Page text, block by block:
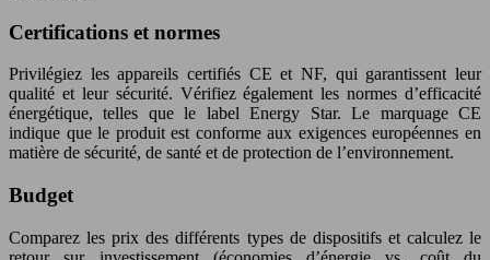
Certifications et normes
Privilégiez les appareils certifiés CE et NF, qui garantissent leur
qualité et leur sécurité. Vérifiez également les normes d’efficacité
énergétique, telles que le label Energy Star. Le marquage CE
indique que le produit est conforme aux exigences européennes en
matière de sécurité, de santé et de protection de l’environnement.
Budget
Comparez les prix des différents types de dispositifs et calculez le